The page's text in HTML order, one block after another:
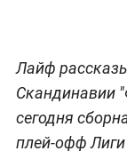
Лайф
Скандинавии
сегодня
плей-офф